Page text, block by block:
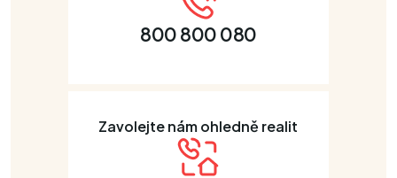
800 800 080
Zavolejte nám ohledně realit